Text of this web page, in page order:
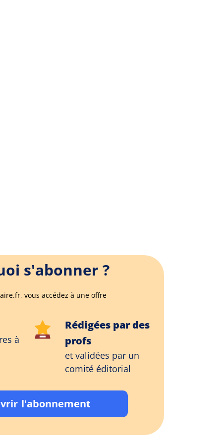
s'abonner ?
vous accédez à une offre
à
Rédigées par des
profs
et validées par un
comité éditorial
l'abonnement